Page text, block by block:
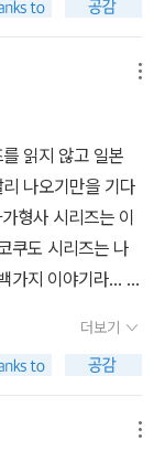
은 가지 않지만
만의 작품 <1Q84
과연 우리나라에
카프카>의 경우
번역하는 양윤옥
이 외에도 관심가
읽지 않고 일본
나오기만을 기다
형사 시리즈는 이
쿠도 시리즈는 나
가지 이야기라... 너
갈수록 내용은 별
이라 싫지만 내
올랐으니 보면 좋
은 작품 많이 만날
더보기